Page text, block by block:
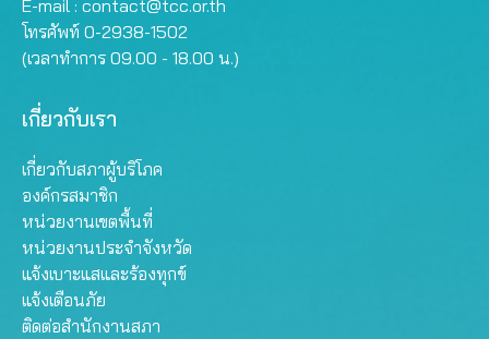
E-mail : contact@tcc.or.th
โทรศัพท์ 0-2938-1502
(เวลาทำการ 09.00 - 18.00 น.)
เกี่ยวกับเรา
เกี่ยวกับสภาผู้บริโภค
องค์กรสมาชิก
หน่วยงานเขตพื้นที่
หน่วยงานประจำจังหวัด
แจ้งเบาะแสและร้องทุกข์
แจ้งเตือนภัย
ติดต่อสำนักงานสภา